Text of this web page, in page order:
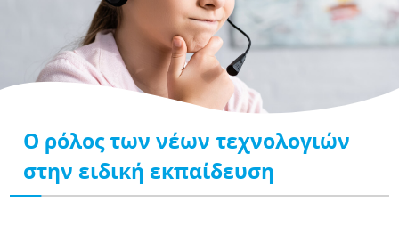
Ο ρόλος των νέων τεχνολογιών
στην ειδική εκπαίδευση